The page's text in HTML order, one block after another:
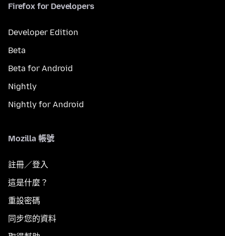
Firefox for Developers
Developer Edition
Beta
Beta for Android
Nightly
Nightly for Android
Mozilla 帳號
註冊／登入
這是什麼？
重設密碼
同步您的資料